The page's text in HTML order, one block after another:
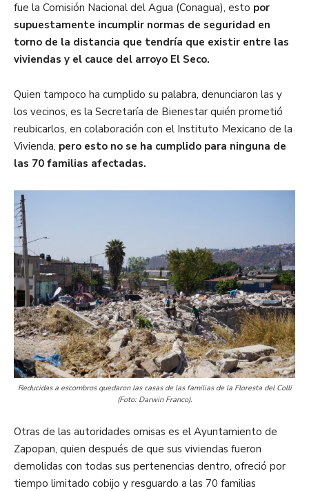
fue la Comisión Nacional del Agua (Conagua), esto por
supuestamente incumplir normas de seguridad en
torno de la distancia que tendría que existir entre las
viviendas y el cauce del arroyo El Seco.
Quien tampoco ha cumplido su palabra, denunciaron las y
los vecinos, es la Secretaría de Bienestar quién prometió
reubicarlos, en colaboración con el Instituto Mexicano de la
Vivienda, pero esto no se ha cumplido para ninguna de
las 70 familias afectadas.
Reducidas a escombros quedaron las casas de las familias de la Floresta del Colli
(Foto: Darwin Franco).
Otras de las autoridades omisas es el Ayuntamiento de
Zapopan, quien después de que sus viviendas fueron
demolidas con todas sus pertenencias dentro, ofreció por
tiempo limitado cobijo y resguardo a las 70 familias